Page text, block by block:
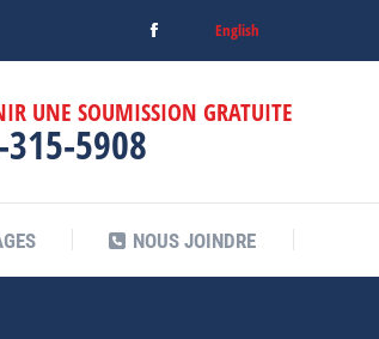
Facebook
opens
window
English
UNE SOUMISSION GRATUITE
5908
NOUS JOINDRE
NOUS JOINDRE